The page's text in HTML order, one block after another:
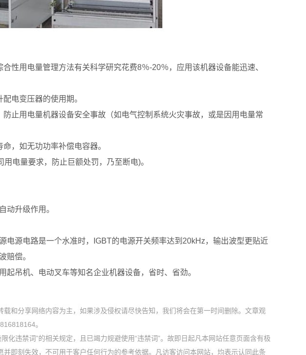
性用电量管理方法有关科学研究花费8％-20％，应用该机器设备能迅速、
电变压器的使用期。
止用电量机器设备安全事故（如电气控制系统火灾事故，或是因用电量常
，如无功功率补偿电容器。
电量要求，防止巨额处罚，乃至断电)。
动升级作用。
电源电路是一个水准时，IGBT的电源开关频率达到20kHz，输出波型更贴近
赔偿。
吊机、电动叉车等知名企业机器设备，省时、省劲。
和分享网络内容为主，如果涉及侵权请尽快告知，我们将会在第一时间删除。文章观
。
化违禁词”的相关规定，且已竭力规避使用“违禁词”。故即日起凡本网站任意页面含有极
并即刻失效，不可用于客户任何行为的参考依据。凡访客访问本网站，均表示认同此条